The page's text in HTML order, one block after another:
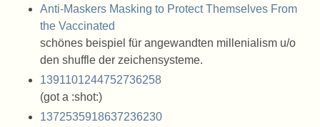
Anti-Maskers Masking to Protect Themselves From
the Vaccinated
schönes beispiel für angewandten millenialism u/o
den shuffle der zeichensysteme.
1391101244752736258
(got a :shot:)
1372535918637236230